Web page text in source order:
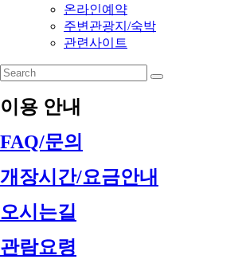
온라인예약
주변관광지/숙박
관련사이트
이용 안내
FAQ/문의
개장시간/요금안내
오시는길
관람요령